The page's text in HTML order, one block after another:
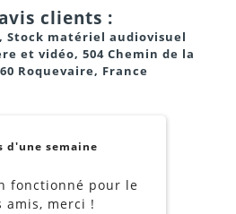
clients :
Stock matériel audiovisuel
et vidéo, 504 Chemin de la
Roquevaire, France
d'une semaine
fonctionné pour le
amis, merci !